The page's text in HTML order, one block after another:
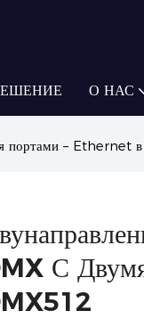
О НАС
портами – Ethernet
С